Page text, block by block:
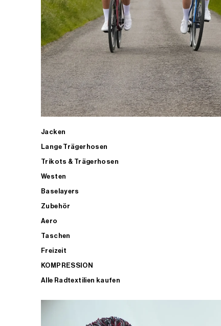
Jacken
Lange Trägerhosen
Trikots & Trägerhosen
Westen
Baselayers
Zubehör
Aero
Taschen
Freizeit
KOMPRESSION
Alle Radtextilien kaufen